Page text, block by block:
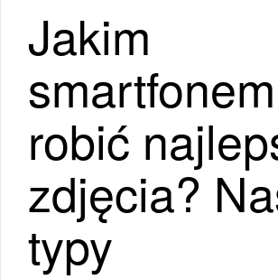
Jakim
smartfonem
robić
zdjęcia?
typy